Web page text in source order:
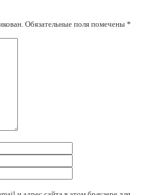
Обязательные поля помечены *